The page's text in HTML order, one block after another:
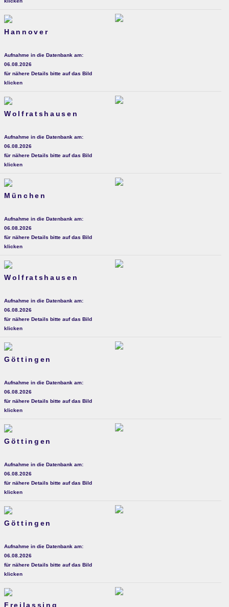
Hannover
Aufnahme in die Datenbank am:
06.08.2026
für nähere Details bitte auf das Bild
klicken
Wolfratshausen
Aufnahme in die Datenbank am:
06.08.2026
für nähere Details bitte auf das Bild
klicken
München
Aufnahme in die Datenbank am:
06.08.2026
für nähere Details bitte auf das Bild
klicken
Wolfratshausen
Aufnahme in die Datenbank am:
06.08.2026
für nähere Details bitte auf das Bild
klicken
Göttingen
Aufnahme in die Datenbank am:
06.08.2026
für nähere Details bitte auf das Bild
klicken
Göttingen
Aufnahme in die Datenbank am:
06.08.2026
für nähere Details bitte auf das Bild
klicken
Göttingen
Aufnahme in die Datenbank am:
06.08.2026
für nähere Details bitte auf das Bild
klicken
Freilassing